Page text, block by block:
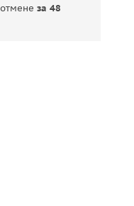
отменеза 48